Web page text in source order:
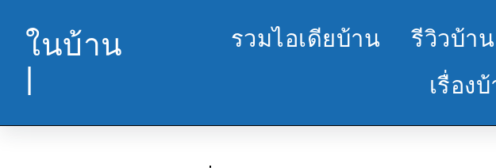
ในบ้าน
|
รวมไอเดียบ้าน รีวิวบ้าน
เรื่อง